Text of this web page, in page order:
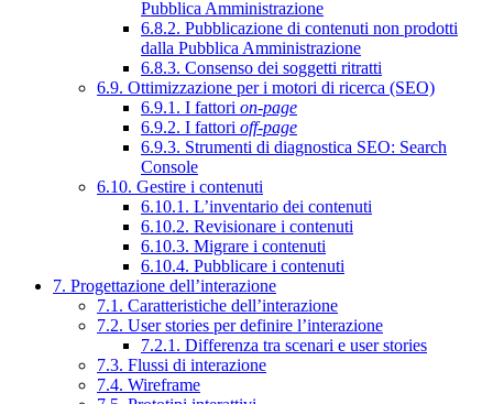
Pubblica Amministrazione
6.8.2. Pubblicazione di contenuti non prodotti
dalla Pubblica Amministrazione
6.8.3. Consenso dei soggetti ritratti
6.9. Ottimizzazione per i motori di ricerca (SEO)
6.9.1. I fattori on-page
6.9.2. I fattori off-page
6.9.3. Strumenti di diagnostica SEO: Search
Console
6.10. Gestire i contenuti
6.10.1. L’inventario dei contenuti
6.10.2. Revisionare i contenuti
6.10.3. Migrare i contenuti
6.10.4. Pubblicare i contenuti
7. Progettazione dell’interazione
7.1. Caratteristiche dell’interazione
7.2. User stories per definire l’interazione
7.2.1. Differenza tra scenari e user stories
7.3. Flussi di interazione
7.4. Wireframe